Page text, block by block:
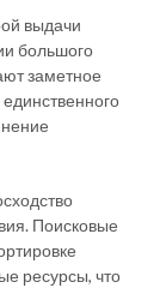
выдачи
большого
заметное
Поисковые
ресурсы, что